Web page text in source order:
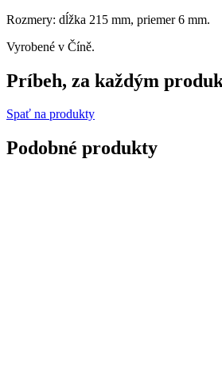
Rozmery: dĺžka 215 mm, priemer 6 mm.
Vyrobené v Číně.
Príbeh, za každým
Spať na produkty
Podobné produkty